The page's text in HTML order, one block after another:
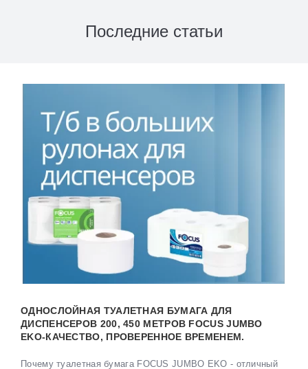
Последние статьи
ОДНОСЛОЙНАЯ ТУАЛЕТНАЯ БУМАГА ДЛЯ
ДИСПЕНСЕРОВ 200, 450 МЕТРОВ FOCUS JUMBO
EKO-КАЧЕСТВО, ПРОВЕРЕННОЕ ВРЕМЕНЕМ.
Почему туалетная бумага FOCUS JUMBO EKO - отличный